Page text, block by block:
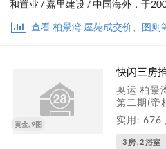
和置业 / 嘉里建设 / 中国海外，于
会所、泳池、运动设施、美容/保健
查看 柏景湾 屋苑成交价、图则
黄金, 9图
快闪三房
奥运 柏景
第二期(帝
实用: 676
3 房 , 2 浴室